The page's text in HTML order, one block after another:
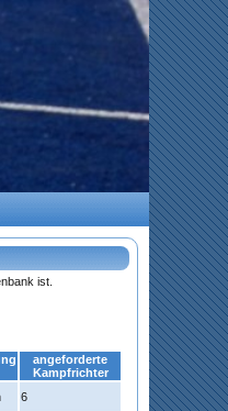
ist.
angeforderte
Kampfrichter
6